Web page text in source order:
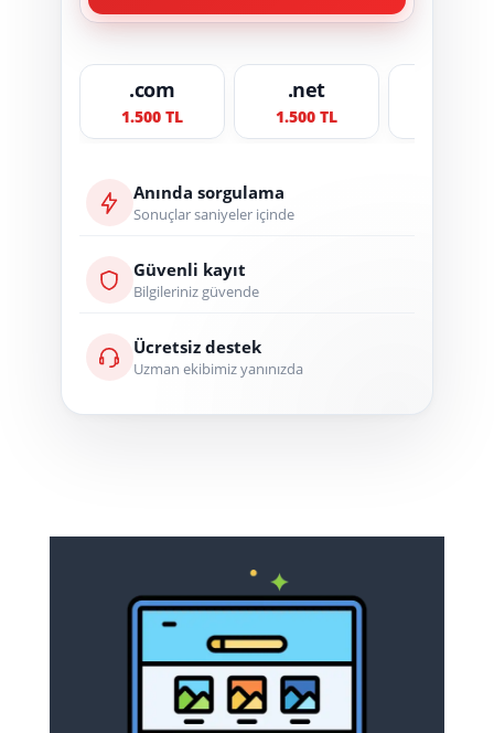
.com
1.500 TL
.net
1.500 TL
Anında sorgulama
Sonuçlar saniyeler içinde
Güvenli kayıt
Bilgileriniz güvende
Ücretsiz destek
Uzman ekibimiz yanınızda